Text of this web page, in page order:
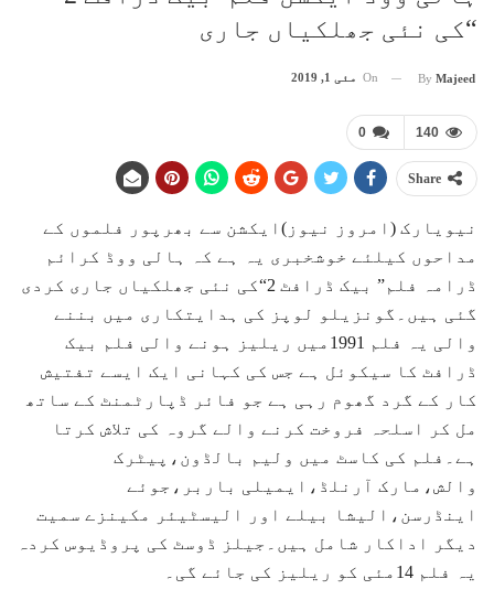
“کی نئی جھلکیاں جاری
By Majeed
On مئی 1, 2019
0 140
Share
نیویارک (امروز نیوز)ایکشن سے بھرپور فلموں کے
مداحوں کیلئے خوشخبری یہ ہے کہ ہالی ووڈ کرائم
ڈرامہ فلم” بیک ڈرافٹ 2“کی نئی جھلکیاں جاری کردی
گئی ہیں۔گونزیلو لوپز کی ہدایتکاری میں بننے
والی یہ فلم 1991میں ریلیز ہونے والی فلم بیک
ڈرافٹ کا سیکوئل ہے جس کی کہانی ایک ایسے تفتیش
کار کے گرد گھوم رہی ہے جو فائر ڈپارٹمنٹ کے ساتھ
مل کر اسلحہ فروخت کرنے والے گروہ کی تلاش کرتا
ہے۔فلم کی کاسٹ میں ولیم بالڈون،پیٹرک
والش،مارک آرنلڈ،ایمیلی باربر،جوئے
اینڈرسن،الیشا بیلے اور الیسٹیئر مکینزے سمیت
دیگر اداکار شامل ہیں۔جیلز ڈوسٹ کی پروڈیوس کردہ
یہ فلم 14مئی کو ریلیز کی جائے گی۔